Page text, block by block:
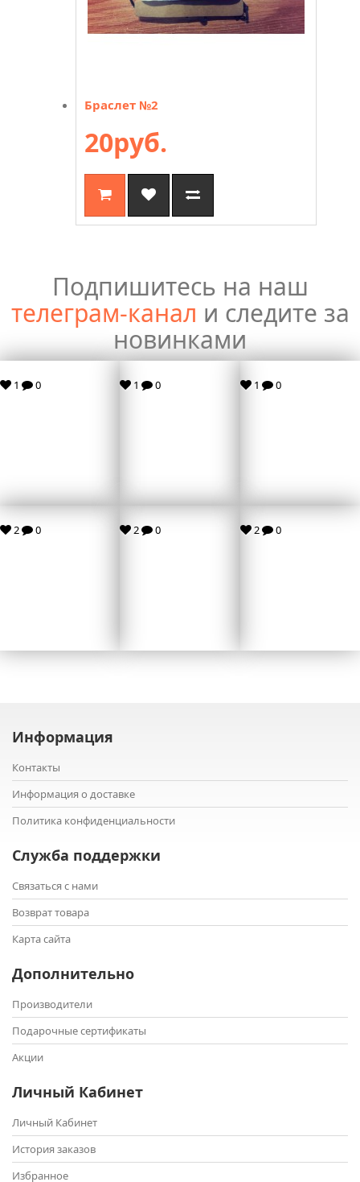
Браслет №2
20руб.
Подпишитесь на наш
телеграм-канал и следите за
новинками
1 0 1 0 1 0
2 0 2 0 2 0
Информация
Контакты
Информация о доставке
Политика конфиденциальности
Служба поддержки
Связаться с нами
Возврат товара
Карта сайта
Дополнительно
Производители
Подарочные сертификаты
Акции
Личный Кабинет
Личный Кабинет
История заказов
Избранное